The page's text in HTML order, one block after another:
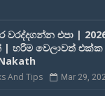
වරද්දගන්න එපා |
| හරිම වෙලාවත් එක්ක
And Tips Mar 29,